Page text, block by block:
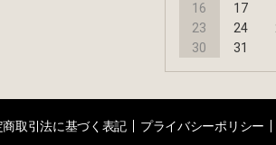
16
17
23
24
30
31
商取引法に基づく表記 プライバシーポリシー